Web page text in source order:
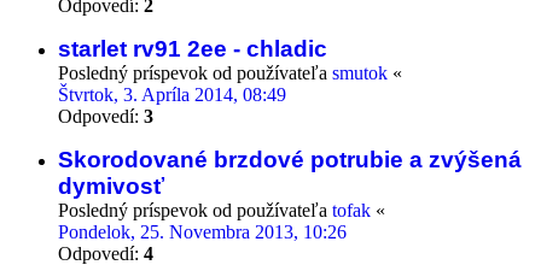
Odpovedí: 2
starlet rv91 2ee - chladic
Posledný príspevok od používateľa smutok «
Štvrtok, 3. Apríla 2014, 08:49
Odpovedí: 3
Skorodované brzdové potrubie a zvýšená
dymivosť
Posledný príspevok od používateľa tofak «
Pondelok, 25. Novembra 2013, 10:26
Odpovedí: 4